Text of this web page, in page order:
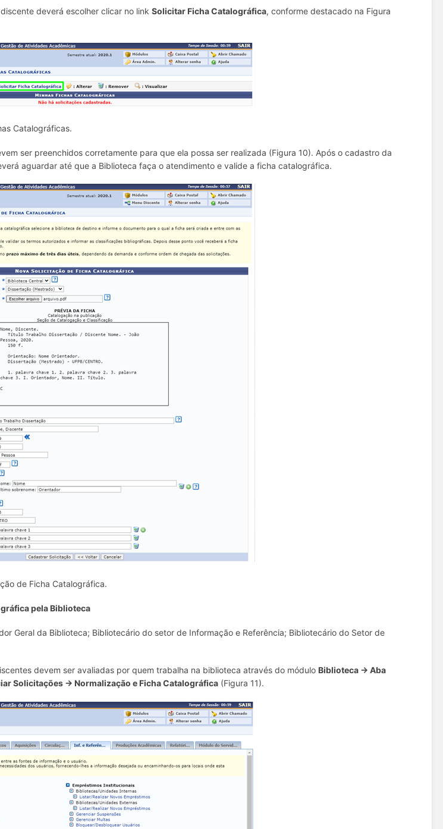
deverá escolher clicar no linkSolicitar Ficha Catalográfica, conforme destacado na Figura
Catalográficas.
ser preenchidos corretamente para que ela possa ser realizada (Figura 10). Após o cadastro da
aguardar até que a Biblioteca faça o atendimento e valide a ficha catalográfica.
de Ficha Catalográfica.
pela Biblioteca
Geral da Biblioteca; Bibliotecário do setor de Informação e Referência; Bibliotecário do Setor de
devem ser avaliadas por quem trabalha na biblioteca através do módulo Biblioteca → Aba
Solicitações → Normalização e Ficha Catalográfica (Figura 11).